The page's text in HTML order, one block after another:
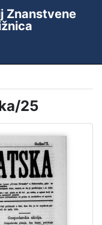
Znanstvene
25